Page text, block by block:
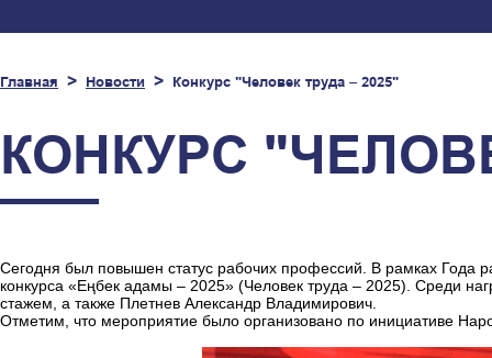
Главная Новости Конкурс "Человек труда – 2025"
КОНКУРС
Сегодня был повышен статус рабочих профессий. В рамках Года
конкурса «Еңбек адамы – 2025» (Человек труда – 2025). Среди
стажем, а также Плетнев Александр Владимирович.
​Отметим, что мероприятие было организовано по инициативе